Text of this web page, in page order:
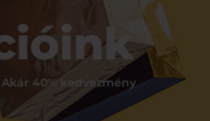
Akár 40% kedvezmény